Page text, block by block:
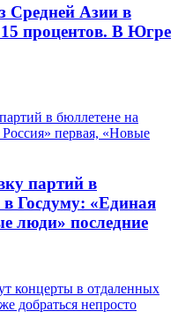
Средней Азии в
процентов. В Югре
партий в
Госдуму: «Единая
люди» последние